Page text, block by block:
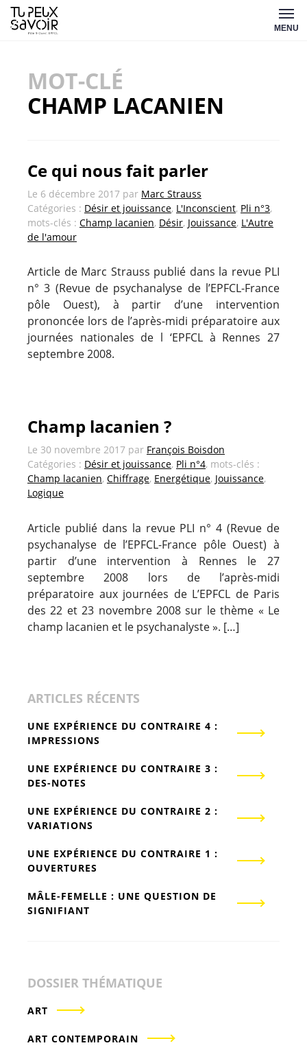
Aller
au
MENU
MOT-CLÉ
CHAMP LACANIEN
Ce qui nous fait parler
Le 6 décembre 2017 par Marc Strauss
Catégories : Désir et jouissance, L'Inconscient, Pli n°3,
mots-clés : Champ lacanien, Désir, Jouissance, L'Autre
de l'amour
Article de Marc Strauss publié dans la revue PLI
n° 3 (Revue de psychanalyse de l’EPFCL-France
pôle Ouest), à partir d’une intervention
prononcée lors de l’après-midi préparatoire aux
journées nationales de l ‘EPFCL à Rennes 27
septembre 2008.
Champ lacanien ?
Le 30 novembre 2017 par François Boisdon
Catégories : Désir et jouissance, Pli n°4, mots-clés :
Champ lacanien, Chiffrage, Energétique, Jouissance,
Logique
Article publié dans la revue PLI n° 4 (Revue de
psychanalyse de l’EPFCL-France pôle Ouest) à
partir d’une intervention à Rennes le 27
septembre 2008 lors de l’après-midi
préparatoire aux journées de L’EPFCL de Paris
des 22 et 23 novembre 2008 sur le thème « Le
champ lacanien et le psychanalyste ». […]
ARTICLES RÉCENTS
UNE EXPÉRIENCE DU CONTRAIRE 4 :
IMPRESSIONS
UNE EXPÉRIENCE DU CONTRAIRE 3 :
DES-NOTES
UNE EXPÉRIENCE DU CONTRAIRE 2 :
VARIATIONS
UNE EXPÉRIENCE DU CONTRAIRE 1 :
OUVERTURES
MÂLE-FEMELLE : UNE QUESTION DE
SIGNIFIANT
DOSSIER THÉMATIQUE
ART
ART CONTEMPORAIN